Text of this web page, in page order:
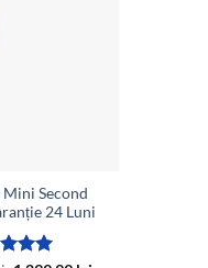
Second
24 Luni